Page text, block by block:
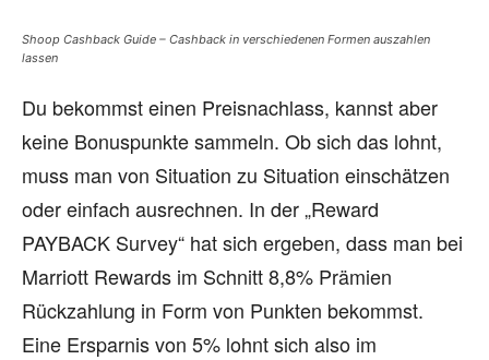
Shoop Cashback Guide – Cashback in verschiedenen Formen auszahlen
lassen
Du bekommst einen Preisnachlass, kannst aber
keine Bonuspunkte sammeln. Ob sich das lohnt,
muss man von Situation zu Situation einschätzen
oder einfach ausrechnen. In der „Reward
PAYBACK Survey“ hat sich ergeben, dass man bei
Marriott Rewards im Schnitt 8,8% Prämien
Rückzahlung in Form von Punkten bekommst.
Eine Ersparnis von 5% lohnt sich also im